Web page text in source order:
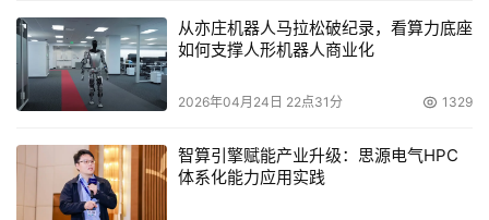
这种被张世民总结为“混合渠道”的模式现在取得了很大的
成功，去年HDS中国的增长率高达170%。他表示，未来一
段时间，HDS将加强与二、三级代理商的密切配合，并加大
对渠道合作伙伴的培训和认证，取得认证的代理商将为用户
提供各种系列的产品及本地化的全球解决方案服务。
其实，很容易理解EMC和HDS渠道策略的转变，总体而
从亦庄机器人马拉松破纪录，看算力底座
如何支撑人形机器人商业化
2026年04月24日 22点31分 1329
智算引擎赋能产业升级：思源电气HPC
体系化能力应用实践